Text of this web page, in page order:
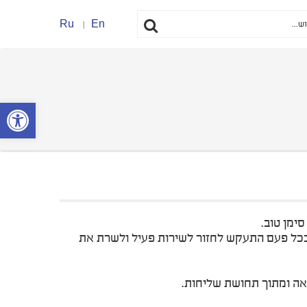
פתח סרגל
En
Ru
טוב.
פעם התעקש לחזור לשירות פעיל ולשרת את
ומתוך תחושת שליחות.